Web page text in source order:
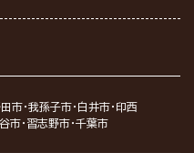
市・我孫子市・白井市・印西
市・習志野市・千葉市